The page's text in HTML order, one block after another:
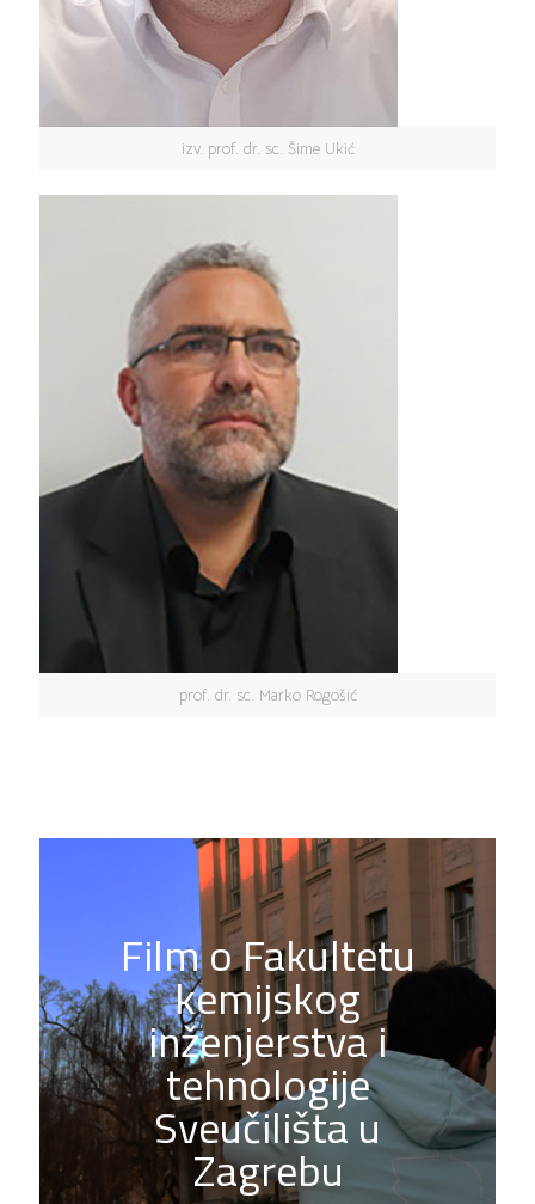
izv. prof. dr. sc. Šime Ukić
prof. dr. sc. Marko Rogošić
Film o Fakultetu
kemijskog
inženjerstva i
tehnologije
Sveučilišta u
Zagrebu